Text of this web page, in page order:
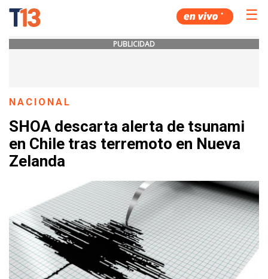
☰
PUBLICIDAD
NACIONAL
SHOA descarta alerta de tsunami
en Chile tras terremoto en Nueva
Zelanda